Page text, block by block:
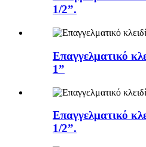
1/2”.
Επαγγελματικό
1”
Επαγγελματικό
1/2”.